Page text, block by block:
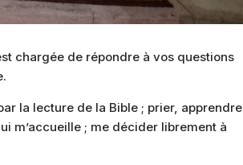
chargée de répondre à vos questions
la lecture de la Bible ; prier, apprendre
m’accueille ; me décider librement à